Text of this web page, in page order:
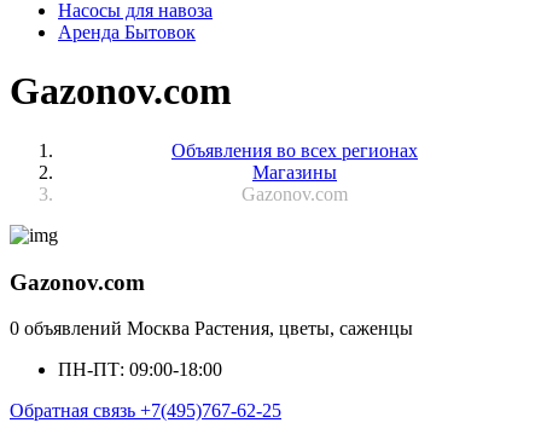
Насосы для навоза
Аренда Бытовок
Gazonov.com
Объявления во всех регионах
Магазины
Gazonov.com
Gazonov.com
0 объявлений Москва Растения, цветы, саженцы
ПН-ПТ: 09:00-18:00
Обратная связь +7(495)767-62-25